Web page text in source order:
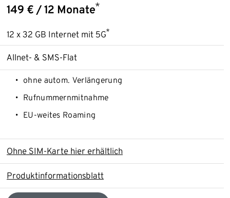
149 € / 12 Monate*
12 x 32 GB Internet mit 5G*
Allnet- & SMS-Flat
ohne autom. Verlängerung
Rufnummernmitnahme
EU-weites Roaming
Ohne SIM-Karte hier erhältlich
Produktinformationsblatt